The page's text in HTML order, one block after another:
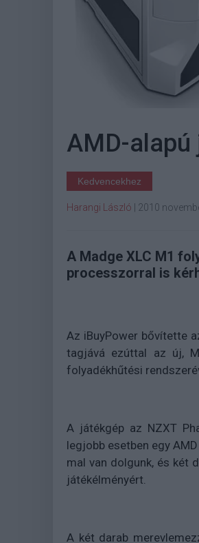
AMD-alapú
Kedvencekhez
Harangi László 2010
A Madge XLC M1
processzorral is
Az iBuyPower bővítette
tagjává ezúttal az új,
folyadékhűtési
A játékgép az NZXT
legjobb esetben egy
mal van dolgunk, és két
játékélményért.
A két darab